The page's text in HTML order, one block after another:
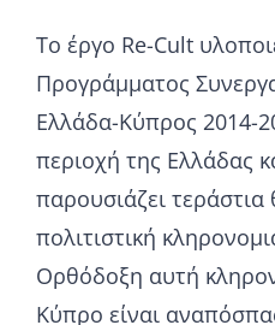
Tο έργο Re-Cult
Προγράμματος
Ελλάδα-Κύπρος 2014-
περιοχή της Ελλάδας
παρουσιάζει τεράστια
πολιτιστική
Ορθόδοξη αυτή
Κύπρο είναι